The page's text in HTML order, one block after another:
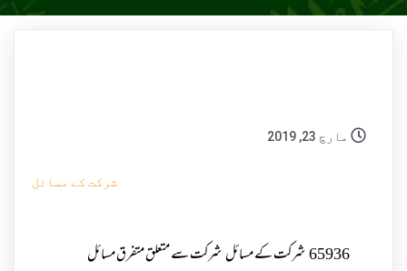
مارچ 23, 2019
شرکت کے مسائل
65936شرکت کے مسائلشرکت سے متعلق متفرق مسائل